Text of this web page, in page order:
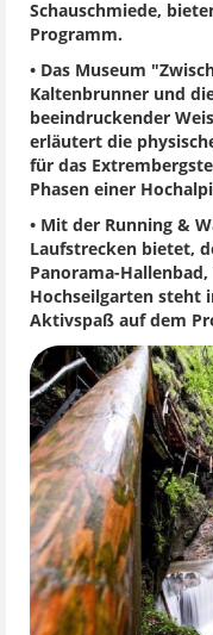
Schauschmiede,
Programm.
• Das Museum
Kaltenbrunner und
beeindruckender
erläutert die
für das
Phasen einer
• Mit der Running &
Laufstrecken bietet,
Panorama-
Hochseilgarten steht
Aktivspaß auf dem